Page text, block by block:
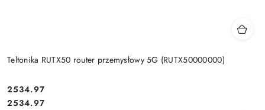
Teltonika RUTX50 router przemysłowy 5G (RUTX50000000)
Cena:
2534.97
Cena:
2534.97